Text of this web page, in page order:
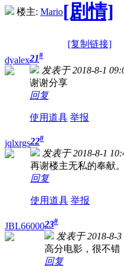
楼主: Mario[剧情]
[复制链接]
dyalex21#
发表于 2018-8-1
谢谢分享
回复
使用道具 举报
jqlxrgs22#
发表于 2018-8-1
再谢楼主无私的奉献。
回复
使用道具 举报
JBL6600023#
发表于 2018-8-3
高分电影，很不错
回复